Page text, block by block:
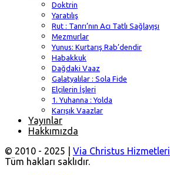
Doktrin
Yaratılış
Rut : Tanrı’nın Acı Tatlı Sağlayışı
Mezmurlar
Yunus: Kurtarış Rab’dendir
Habakkuk
Dağdaki Vaaz
Galatyalılar : Sola Fide
Elçilerin İşleri
1. Yuhanna : Yolda
Karışık Vaazlar
Yayınlar
Hakkımızda
© 2010 - 2025 | Via Christus Hizmetleri
Tüm hakları saklıdır.